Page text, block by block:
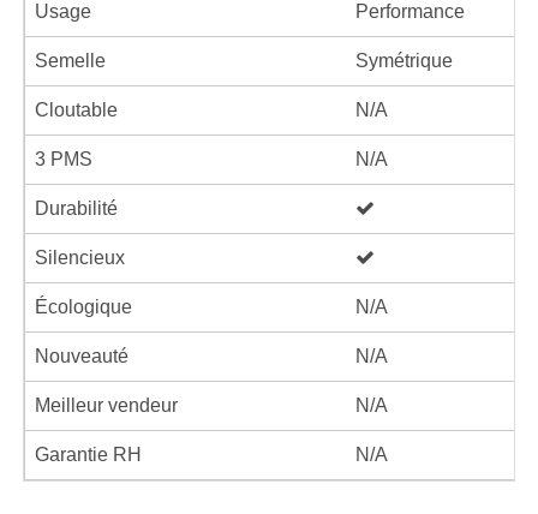
Usage Performance
Semelle Symétrique
Cloutable N/A
3 PMS N/A
Durabilité
Silencieux
Écologique N/A
Nouveauté N/A
Meilleur vendeur N/A
Garantie RH N/A